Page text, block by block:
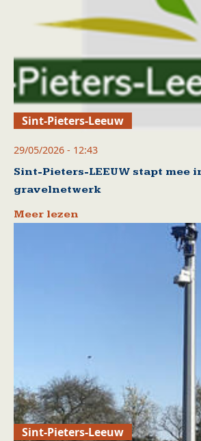
Sint-Pieters-Leeuw
29/05/2026 - 12:43
Sint-Pieters-LEEUW stapt mee
gravelnetwerk
Meer lezen
Sint-Pieters-Leeuw